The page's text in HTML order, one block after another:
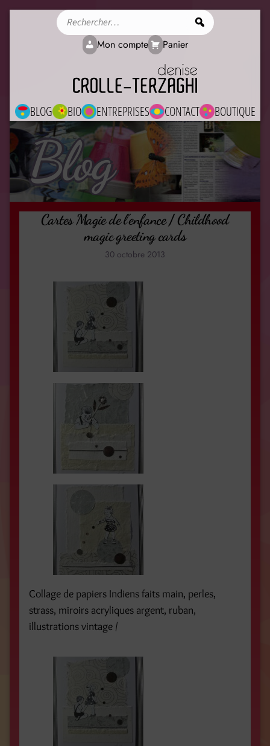
BLOG BIO ENTREPRISES CONTACT BOUTIQUE
Mon compte Panier
Blog
Cartes Magie de l’enfance / Childhood
magic greeting cards
30 octobre 2013
Collage de papiers Indiens faits main, perles,
strass, miroirs acryliques argent, ruban,
illustrations vintage /